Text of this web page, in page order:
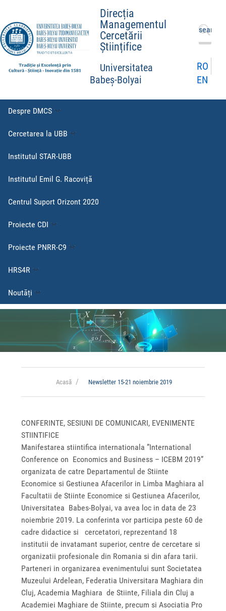
Direcția
Managementul
Cercetării
Științifice
Universitatea
Babeș-Bolyai
Caută
după:
RO
EN
Despre DMCS
Cercetarea la UBB
Institutul STAR-UBB
Institutul Emil G. Racoviță
Centrul Suport Orizont 2020
Proiecte CDI
Proiecte PNRR-C9
HRS4R
Noutăți
Acasă Newsletter 15-21 noiembrie 2019
CONFERINTE, SESIUNI DE COMUNICARI, EVENIMENTE
STIINTIFICE
Manifestarea stiintifica internationala ”International
Conference on Economics and Business – ICEBM 2019”
organizata de catre Departamentul de Stiinte
Economice si Gestiunea Afacerilor in Limba Maghiara al
Facultatii de Stiinte Economice si Gestiunea Afacerilor,
Universitatea Babes-Bolyai, va avea loc in data de 23
noiembrie 2019. La conferinta vor participa peste 60 de
cadre didactice si cercetatori, reprezentand 18
institutii de invatamant superior, centre de cercetare si
organizatii profesionale din Romania si din afara tarii.
Parteneri in organizarea evenimentului sunt Societatea
Muzeului Ardelean, Federatia Universitara Maghiara din
Cluj, Academia Maghiara de Stiinte, Filiala din Cluj a
Academiei Maghiare de Stiinte, precum si Asociatia Pro